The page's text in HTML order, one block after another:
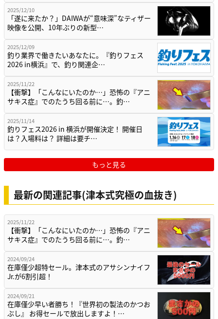
2025/12/10
「遂に来たか？」DAIWAが“意味深”なティザー
映像を公開、10年ぶりの新型…
2025/12/09
釣り業界で働きたいあなたに。『釣りフェス
2026 in横浜』で、釣り関連企…
2025/11/22
【衝撃】「こんなにいたのか…」恐怖の『アニ
サキス症』でのたうち回る前に…。釣…
2025/11/14
釣りフェス2026 in 横浜が開催決定！ 開催日
は？入場料は？ 詳細は要チ…
もっと見る
最新の関連記事(津本式究極の血抜き)
2025/11/22
【衝撃】「こんなにいたのか…」恐怖の『アニ
サキス症』でのたうち回る前に…。釣…
2024/09/24
在庫僅少超特セール。津本式のアサシンナイフ
Jr.が6割引超！
2024/09/21
在庫僅少早い者勝ち！『世界初の製法のかつお
ぶし』 お得セールで放出しますよ！…